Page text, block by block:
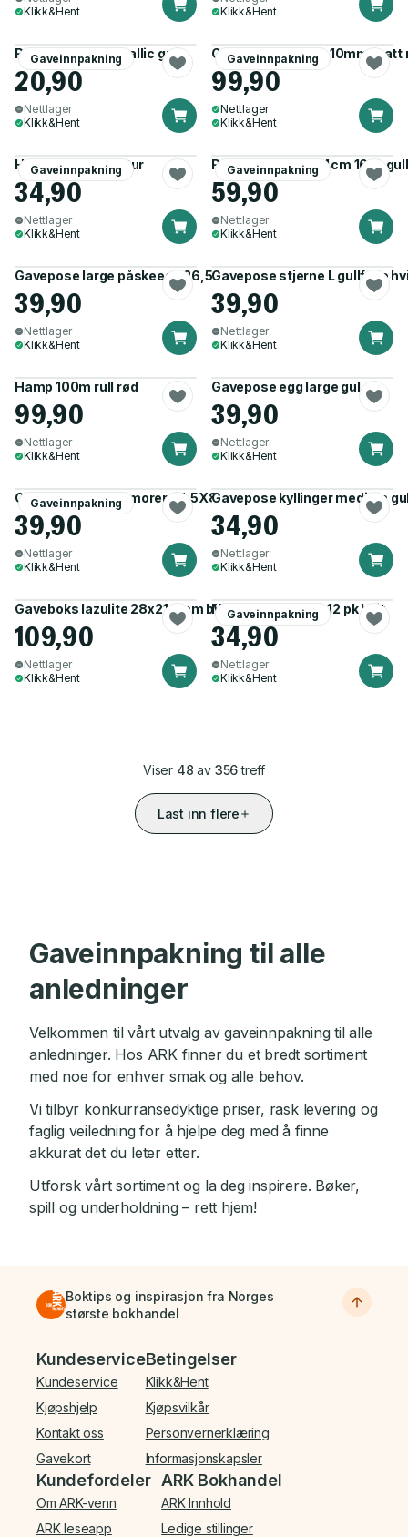
Klikk&Hent
Klikk&Hent
Gaveinnpakning
Rosett Ø9cm metallic gull
20,90
Nettlager
Klikk&Hent
Gaveinnpakning
Gavebånd 200m x 10mm
99,90
Nettlager
Klikk&Hent
Gaveinnpakning
Hamp 25m rull natur
34,90
Nettlager
Klikk&Hent
Gaveinnpakning
Rosetter glitter Ø4cm 16pk
59,90
Nettlager
Klikk&Hent
Gavepose large påskeegg 26,5x33cm hvit
39,90
Nettlager
Klikk&Hent
Gavepose stjerne L gullfolie
39,90
Nettlager
Klikk&Hent
Hamp 100m rull rød
99,90
Nettlager
Klikk&Hent
Gavepose egg large gul
39,90
Nettlager
Klikk&Hent
Gaveinnpakning
Gaveboks XS marmorert 11,5X8,9x5,8cm ass
39,90
Nettlager
Klikk&Hent
Gavepose kyllinger medium
34,90
Nettlager
Klikk&Hent
Gaveboks lazulite 28x21x5cm blå/gullfoil
109,90
Nettlager
Klikk&Hent
Gaveinnpakning
Merkelapper kraft 12 pk hvit
34,90
Nettlager
Klikk&Hent
Viser 48 av 356treff
Last inn flere
Gaveinnpakning til alle
anledninger
Velkommen til vårt utvalg av gaveinnpakning til alle
anledninger. Hos ARK finner du et bredt sortiment
med noe for enhver smak og alle behov.
Vi tilbyr konkurransedyktige priser, rask levering og
faglig veiledning for å hjelpe deg med å finne
akkurat det du leter etter.
Utforsk vårt sortiment og la deg inspirere. Bøker,
spill og underholdning – rett hjem!
Boktips og inspirasjon fra Norges
største bokhandel
Bunnmeny
Kundeservice
Kundeservice
Kjøpshjelp
Kontakt oss
Gavekort
Betingelser
Klikk&Hent
Kjøpsvilkår
Personvernerklæring
Informasjonskapsler
Kundefordeler
Om ARK-venn
ARK leseapp
ARK Bokhandel
ARK Innhold
Ledige stillinger